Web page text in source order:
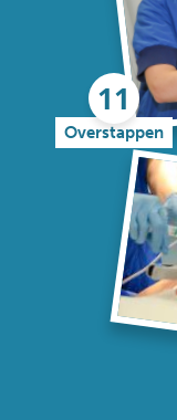
Overstappen